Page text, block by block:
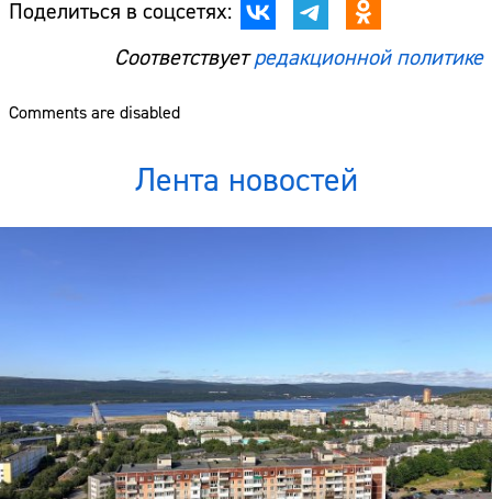
Поделиться в соцсетях:
Соответствуетредакционной политике
Comments are disabled
Лента новостей